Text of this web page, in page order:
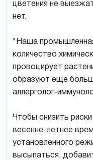
цветения не
нет.
"Наша
количество
провоцирует
образуют еще
аллерголог-
Чтобы снизить
весенне-летнее
установленного
высыпаться,